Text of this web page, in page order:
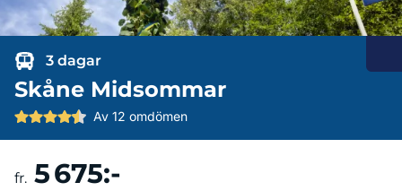
3 dagar
Skåne Midsommar
Av 12 omdömen
fr. 5 675:-